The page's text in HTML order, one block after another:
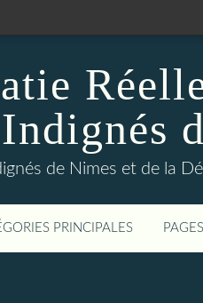
Indignés
de Nimes et de la
PRINCIPALES PAGES